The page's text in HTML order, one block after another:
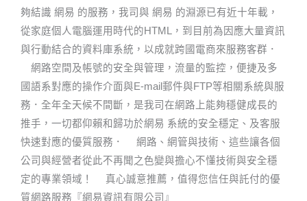
夠結識 網易 的服務，我司與 網易 的淵源已有近十年載，
從家庭個人電腦運用時代的HTML，到目前為因應大量資訊
與行動結合的資料庫系統，以成就跨國電商來服務客群．
網路空間及帳號的安全與管理，流量的監控，便捷及多
國語系對應的操作介面與E-mail郵件與FTP等相關系統與服
務．全年全天候不間斷，是我司在網路上能夠穩健成長的
推手，一切都仰賴和歸功於網易 系統的安全穩定、及客服
快速對應的優質服務． 網路、網管與技術、這些讓各個
公司與經營者從此不再聞之色變與擔心不懂技術與安全穩
定的專業領域！ 真心誠意推薦，值得您信任與託付的優
質網路服務『網易資訊有限公司』